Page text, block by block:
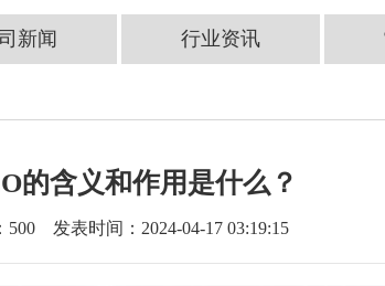
新闻 行业资讯
的含义和作用是什么？
500 发表时间：2024-04-17 03:19:15